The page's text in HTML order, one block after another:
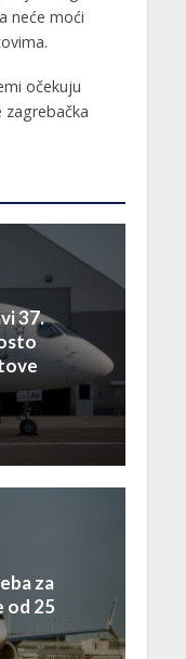
neće moći
očekuju
zagrebačka
37.
za
od 25